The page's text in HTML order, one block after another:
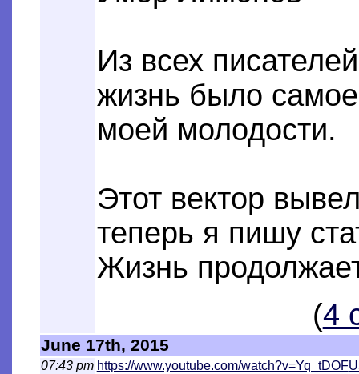
Из всех
жизнь было
моей молодости.
Этот вектор
теперь я пишу
Жизнь
(4
June 17th, 2015
07:43 pm https://www.youtube.com/watch?v=Yq_tDOF